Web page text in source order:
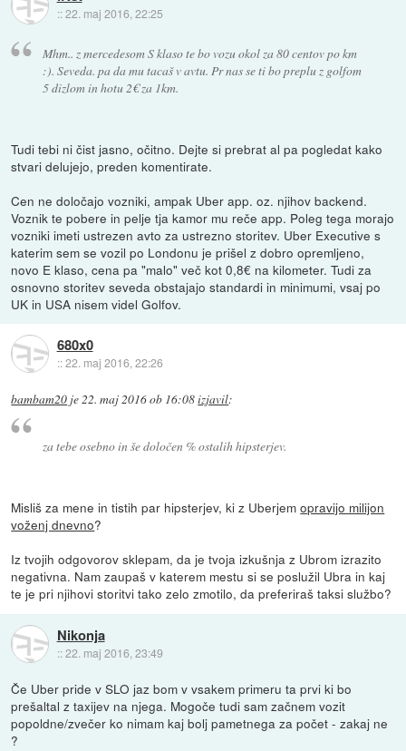
::22. maj 2016, 22:25
Mhm.. z mercedesom S klaso te bo vozu okol za 80 centov po km
:). Seveda. pa da mu tacaš v avtu. Pr nas se ti bo preplu z golfom
5 dizlom in hotu 2€ za 1km.
Tudi tebi ni čist jasno, očitno. Dejte si prebrat al pa pogledat kako
stvari delujejo, preden komentirate.
Cen ne določajo vozniki, ampak Uber app. oz. njihov backend.
Voznik te pobere in pelje tja kamor mu reče app. Poleg tega morajo
vozniki imeti ustrezen avto za ustrezno storitev. Uber Executive s
katerim sem se vozil po Londonu je prišel z dobro opremljeno,
novo E klaso, cena pa "malo" več kot 0,8€ na kilometer. Tudi za
osnovno storitev seveda obstajajo standardi in minimumi, vsaj po
UK in USA nisem videl Golfov.
680x0
::22. maj 2016, 22:26
bambam20 je22. maj 2016 ob 16:08izjavil:
za tebe osebno in še določen % ostalih hipsterjev.
Misliš za mene in tistih par hipsterjev, ki z Uberjemopravijo milijon
voženj dnevno?
Iz tvojih odgovorov sklepam, da je tvoja izkušnja z Ubrom izrazito
negativna. Nam zaupaš v katerem mestu si se poslužil Ubra in kaj
te je pri njihovi storitvi tako zelo zmotilo, da preferiraš taksi službo?
Nikonja
::22. maj 2016, 23:49
Če Uber pride v SLO jaz bom v vsakem primeru ta prvi ki bo
prešaltal z taxijev na njega. Mogoče tudi sam začnem vozit
popoldne/zvečer ko nimam kaj bolj pametnega za počet - zakaj ne
?